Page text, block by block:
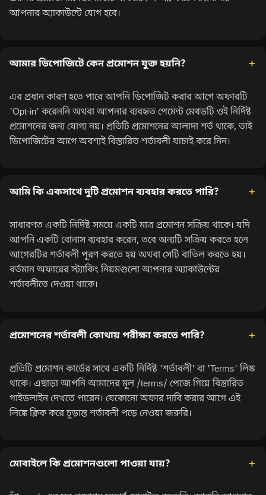
আপনার অ্যাকাউন্টে যোগ হবে।
আমার ডিপোজিটে কেন প্রমোশন যুক্ত হয়নি?
এর প্রধান কারণ হতে পারে আপনি ডিপোজিট করার আগে অফারটি
'Opt-in' করেননি অথবা আপনার ব্যবহৃত পেমেন্ট মেথডটি ওই নির্দিষ্ট
প্রমোশনের জন্য যোগ্য নয়। প্রতিটি প্রমোশনের আলাদা শর্ত থাকে, তাই
ডিপোজিটের আগে অবশ্যই বিস্তারিত শর্তাবলী যাচাই করে নিন।
আমি কি একসাথে দুটি প্রমোশন ব্যবহার করতে পারি?
সাধারণত একটি নির্দিষ্ট সময়ে একটি মাত্র প্রমোশন সক্রিয় থাকে। যদি
আপনি একটি বোনাস ব্যবহার করেন, তবে অন্যটি সক্রিয় করতে হলে
আগেরটির শর্তাবলী পূরণ করতে হয় অথবা সেটি বাতিল করতে হয়।
বর্তমান অফারের স্ট্যাকিং নিয়মগুলো আপনার অ্যাকাউন্টের
শর্তাবলীতে দেওয়া থাকে।
প্রমোশনের শর্তাবলী কোথায় পরীক্ষা করতে পারি?
প্রতিটি প্রমোশন কার্ডের সাথে একটি নির্দিষ্ট 'শর্তাবলী' বা 'Terms' লিঙ্ক
থাকে। এছাড়া আপনি আমাদের মূল /terms/ পেজে গিয়ে বিস্তারিত
গাইডলাইন দেখতে পারেন। যেকোনো অফার দাবি করার আগে এই
লিঙ্কে ক্লিক করে চূড়ান্ত শর্তাবলী পড়ে নেওয়া জরুরি।
মোবাইলে কি প্রমোশনগুলো পাওয়া যায়?